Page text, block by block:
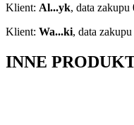
Klient: Al...yk, data zakupu
Klient: Wa...ki, data zakupu
INNE